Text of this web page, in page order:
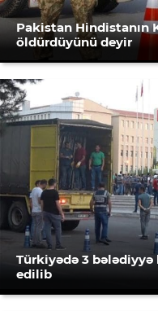
Pakistan Hindistanın
öldürdüyünü deyir
Türkiyədə 3 bələdiyyə
edilib